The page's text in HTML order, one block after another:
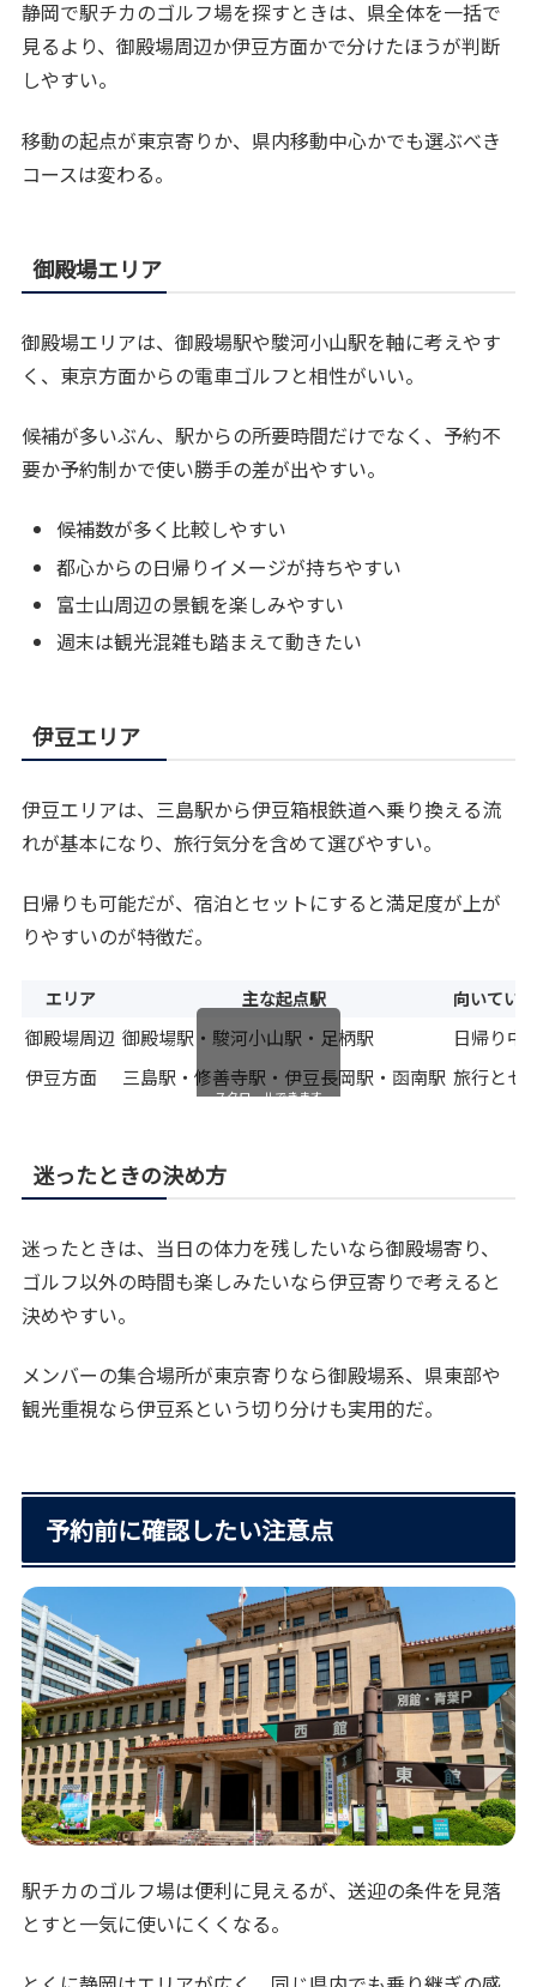
静岡で駅チカのゴルフ場を探すときは、県全体を一括で
見るより、御殿場周辺か伊豆方面かで分けたほうが判断
しやすい。
移動の起点が東京寄りか、県内移動中心かでも選ぶべき
コースは変わる。
御殿場エリア
御殿場エリアは、御殿場駅や駿河小山駅を軸に考えやす
く、東京方面からの電車ゴルフと相性がいい。
候補が多いぶん、駅からの所要時間だけでなく、予約不
要か予約制かで使い勝手の差が出やすい。
候補数が多く比較しやすい
都心からの日帰りイメージが持ちやすい
富士山周辺の景観を楽しみやすい
週末は観光混雑も踏まえて動きたい
伊豆エリア
伊豆エリアは、三島駅から伊豆箱根鉄道へ乗り換える流
れが基本になり、旅行気分を含めて選びやすい。
日帰りも可能だが、宿泊とセットにすると満足度が上が
りやすいのが特徴だ。
エリア 主な起点駅 向いてい
御殿場周辺 御殿場駅・駿河小山駅・足柄駅
日帰り中
伊豆方面
三島駅・修善寺駅・伊豆長岡駅・函南駅 旅行とセ
スクロールできます
迷ったときの決め方
迷ったときは、当日の体力を残したいなら御殿場寄り、
ゴルフ以外の時間も楽しみたいなら伊豆寄りで考えると
決めやすい。
メンバーの集合場所が東京寄りなら御殿場系、県東部や
観光重視なら伊豆系という切り分けも実用的だ。
予約前に確認したい注意点
駅チカのゴルフ場は便利に見えるが、送迎の条件を見落
とすと一気に使いにくくなる。